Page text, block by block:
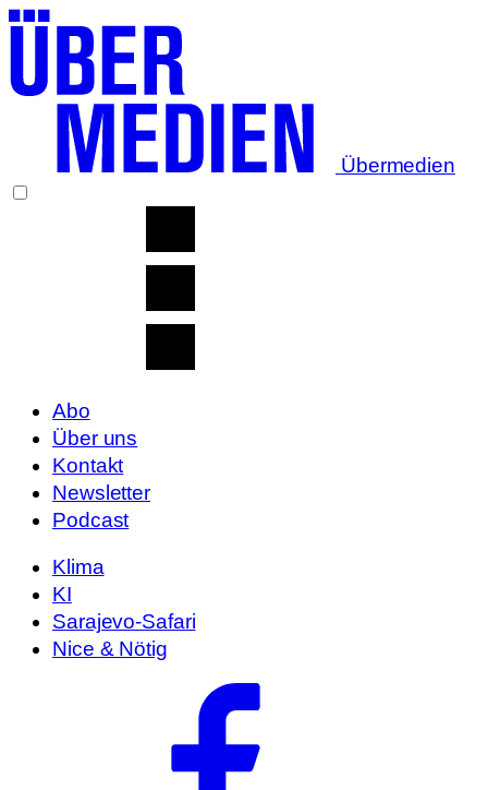
Übermedien
Abo
Über uns
Kontakt
Newsletter
Podcast
Klima
KI
Sarajevo-Safari
Nice & Nötig